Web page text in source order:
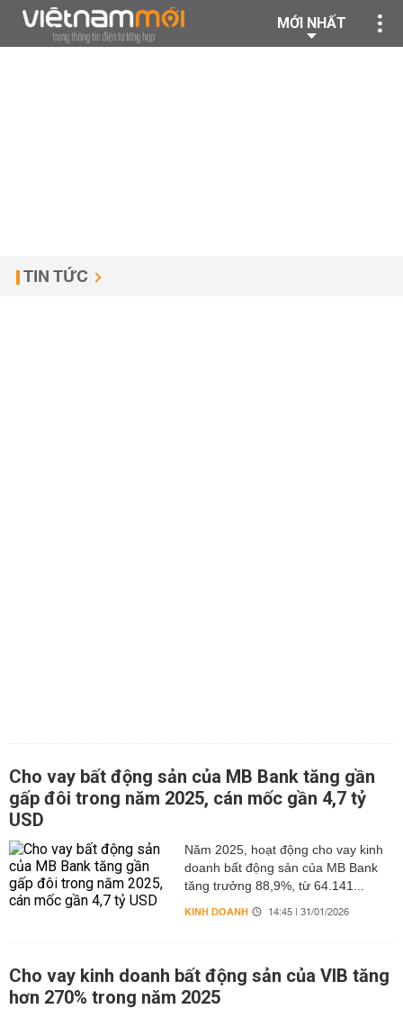
MỚI NHẤT
TIN TỨC
Cho vay bất động sản của MB Bank tăng gần
gấp đôi trong năm 2025, cán mốc gần 4,7 tỷ
USD
Năm 2025, hoạt động cho vay kinh
doanh bất động sản của MB Bank
tăng trưởng 88,9%, từ 64.141...
KINH DOANH 14:45 | 31/01/2026
Cho vay kinh doanh bất động sản của VIB tăng
hơn 270% trong năm 2025